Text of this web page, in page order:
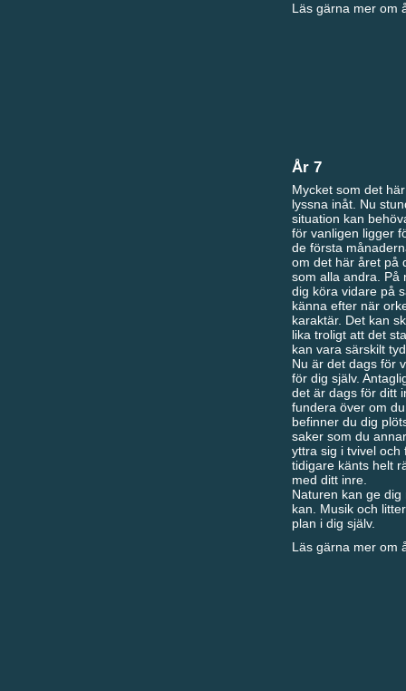
Läs gärna mer om
År 7
Mycket som det
lyssna inåt. Nu
situation kan
för vanligen ligger
de första
om det här året på
som alla andra. På
dig köra vidare på
känna efter när
karaktär. Det kan
lika troligt att det
kan vara särskilt
Nu är det dags för
för dig själv.
det är dags för ditt
fundera över om
befinner du dig
saker som du
yttra sig i tvivel och
tidigare känts helt
med ditt inre.
Naturen kan ge
kan. Musik och
plan i dig själv.
Läs gärna mer om